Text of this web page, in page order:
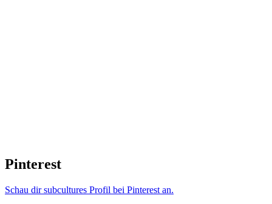
Pinterest
Schau dir subcultures Profil bei Pinterest an.